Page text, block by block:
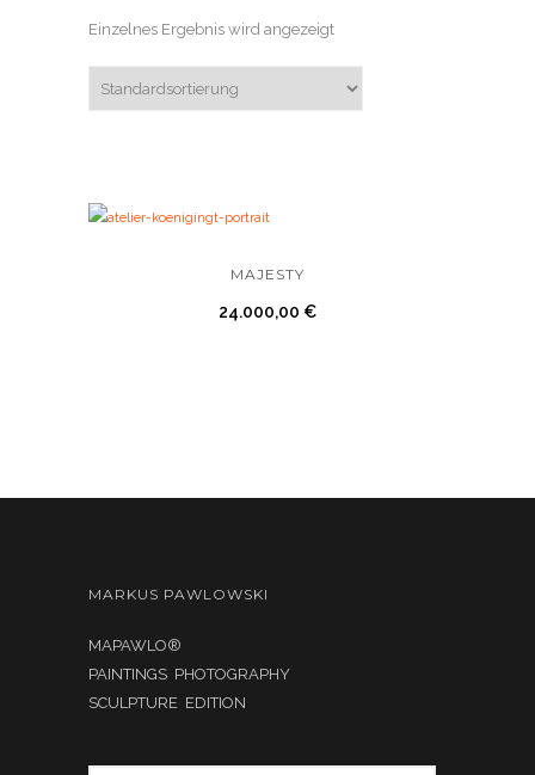
Einzelnes Ergebnis wird angezeigt
MAJESTY
24.000,00 €
MARKUS PAWLOWSKI
MAPAWLO®
PAINTINGS PHOTOGRAPHY
SCULPTURE EDITION